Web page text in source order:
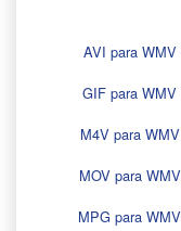
AVI para WMV
GIF para WMV
M4V para WMV
MOV para WMV
MPG para WMV